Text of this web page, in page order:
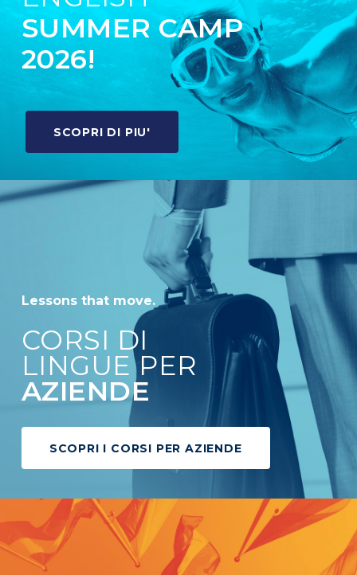
SUMMER CAMP
2026!
SCOPRI DI PIU'
Lessons that move.
CORSI DI
LINGUE PER
AZIENDE
SCOPRI I CORSI PER AZIENDE
INGLESE